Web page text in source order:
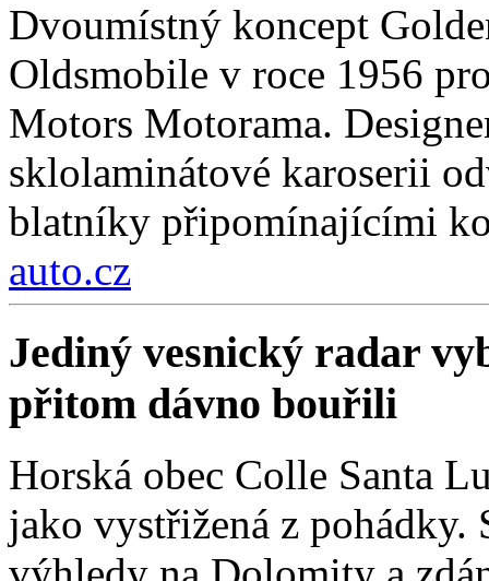
Dvoumístný koncept
Oldsmobile v roce 1956
Motors Motorama.
sklolaminátové karoserii
blatníky připomínajícími
auto.cz
Jediný vesnický radar
přitom dávno bouřili
Horská obec Colle Santa
jako vystřižená z pohádky.